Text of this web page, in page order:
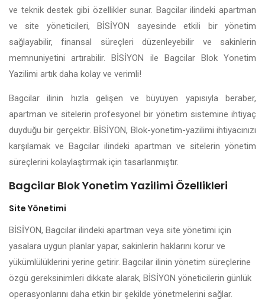
ve teknik destek gibi özellikler sunar. Bagcilar ilindeki apartman
ve site yöneticileri, BİSİYON sayesinde etkili bir yönetim
sağlayabilir, finansal süreçleri düzenleyebilir ve sakinlerin
memnuniyetini artırabilir. BİSİYON ile Bagcilar Blok Yonetim
Yazilimi artık daha kolay ve verimli!
Bagcilar ilinin hızla gelişen ve büyüyen yapısıyla beraber,
apartman ve sitelerin profesyonel bir yönetim sistemine ihtiyaç
duyduğu bir gerçektir. BİSİYON, Blok-yonetim-yazilimi ihtiyacınızı
karşılamak ve Bagcilar ilindeki apartman ve sitelerin yönetim
süreçlerini kolaylaştırmak için tasarlanmıştır.
Bagcilar Blok Yonetim Yazilimi Özellikleri
Site Yönetimi
BİSİYON, Bagcilar ilindeki apartman veya site yönetimi için
yasalara uygun planlar yapar, sakinlerin haklarını korur ve
yükümlülüklerini yerine getirir. Bagcilar ilinin yönetim süreçlerine
özgü gereksinimleri dikkate alarak, BİSİYON yöneticilerin günlük
operasyonlarını daha etkin bir şekilde yönetmelerini sağlar.